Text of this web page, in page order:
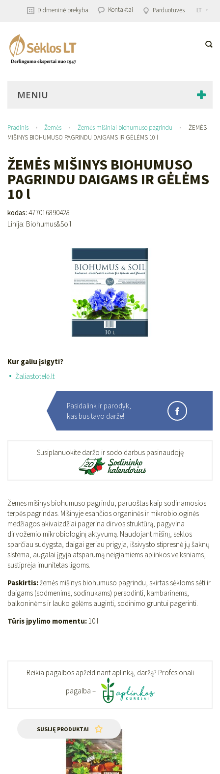
LT
Parduotuvės
Kontaktai
Didmeninė prekyba
MENIU
Pradinis Žemės Žemės mišiniai biohumuso pagrindu
ŽEMĖS
MIŠINYS BIOHUMUSO PAGRINDU DAIGAMS IR GĖLĖMS 10 l
ŽEMĖS MIŠINYS BIOHUMUSO
PAGRINDU DAIGAMS IR GĖLĖMS
10 l
kodas: 477016890428
Linija: Biohumus&Soil
Kur galiu įsigyti?
Žaliastotelė.lt
Pasidalink ir parodyk,
kas bus tavo darže!
Susiplanuokite daržo ir sodo darbus pasinaudoję
Žemės mišinys biohumuso pagrindu, paruoštas kaip sodinamosios
terpės pagrindas. Mišinyje esančios organinės ir mikrobiologinės
medžiagos akivaizdžiai pagerina dirvos struktūrą, pagyvina
dirvožemio mikrobiologinį aktyvumą. Naudojant mišinį, sėklos
sparčiau sudygsta, daigai geriau prigyja, išsivysto stipresnė jų šaknų
sistema, augalai įgyja atsparumą neigiamiems aplinkos veiksniams,
sustiprėja imunitetas ligoms.
Paskirtis: žemės mišinys biohumuso pagrindu, skirtas sėkloms sėti ir
daigams (sodmenims, sodinukams) persodinti, kambarinėms,
balkoninėms ir lauko gėlėms auginti, sodinimo gruntui pagerinti.
Tūris įpylimo momentu: 10 l
Reikia pagalbos apželdinant aplinką, daržą? Profesionali
pagalba –
SUSIJĘ PRODUKTAI